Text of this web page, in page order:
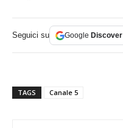
Seguici su Google Discover
TAGS Canale 5